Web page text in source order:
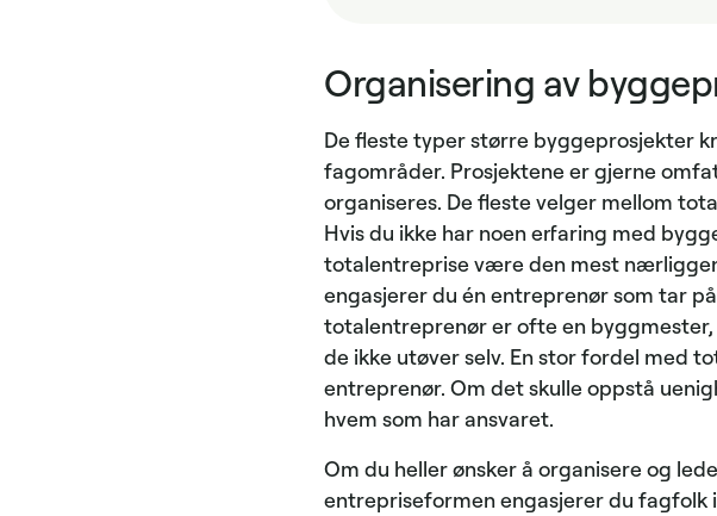
Organisering av
De fleste typer større byggeprosjekter
fagområder. Prosjektene er gjerne
organiseres. De fleste velger mellom
Hvis du ikke har noen erfaring med
totalentreprise være den mest
engasjerer du én entreprenør som tar
totalentreprenør er ofte en
de ikke utøver selv. En stor fordel med
entreprenør. Om det skulle oppstå
hvem som har ansvaret.
Om du heller ønsker å organisere og
entrepriseformen engasjerer du fagfolk